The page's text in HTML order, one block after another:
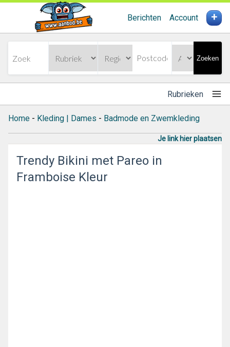
Berichten Account +
Zoeken
Rubrieken
Home - Kleding | Dames - Badmode en Zwemkleding
Je link hier plaatsen
Trendy Bikini met Pareo in
Framboise Kleur